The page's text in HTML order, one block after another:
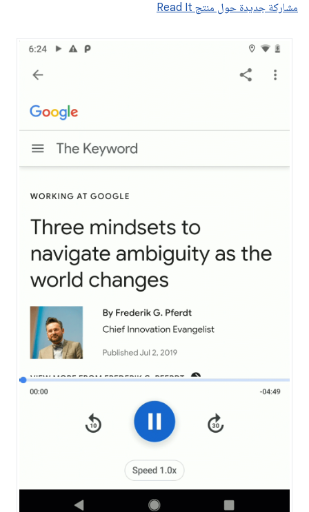
مشاركة جديدة حول منتج Read It